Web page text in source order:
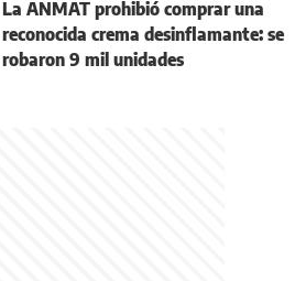
La ANMAT prohibió comprar una
reconocida crema desinflamante: se
robaron 9 mil unidades